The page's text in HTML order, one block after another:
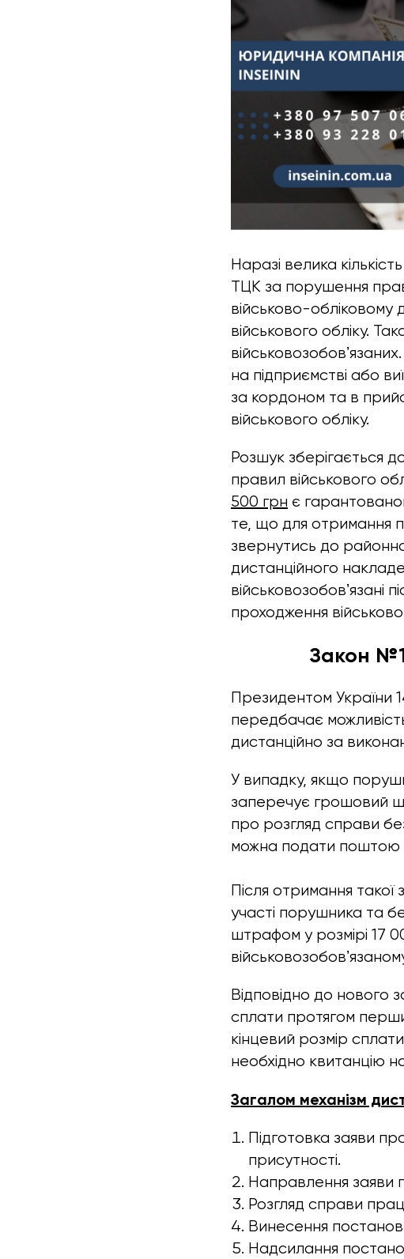
Наразі велика
ТЦК за порушення
військово-обліковому
військового обліку.
на підприємстві або
за кордоном та в
військового обліку.
Розшук зберігається
правил військового
500 грн є
те, що для отримання
звернутись до
дистанційного
військовозобовʼязані
проходження
Закон
Президентом України
передбачає
дистанційно за
У випадку, якщо
заперечує грошовий
про розгляд справи
можна подати поштою
Після отримання
участі порушника та
штрафом у розмірі 17
Відповідно до нового
сплати протягом
кінцевий розмір
необхідно квитанцію
Загалом механізм
Підготовка заяви
присутності.
Направлення заяви
Розгляд справи
Винесення
Надсилання